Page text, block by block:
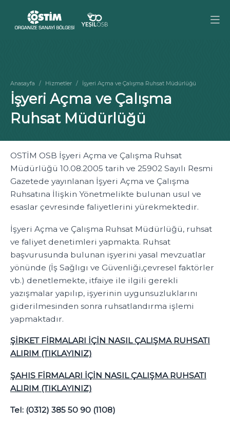
Anasayfa Hizmetler İşyeri Açma ve Çalışma Ruhsat Müdürlüğü
İşyeri Açma ve Çalışma
Ruhsat Müdürlüğü
OSTİM OSB İşyeri Açma ve Çalışma Ruhsat
Müdürlüğü 10.08.2005 tarih ve 25902 Sayılı Resmi
Gazetede yayınlanan İşyeri Açma ve Çalışma
Ruhsatına İlişkin Yönetmelikte bulunan usul ve
esaslar çevresinde faliyetlerini yürekmektedir.
İşyeri Açma ve Çalışma Ruhsat Müdürlüğü, ruhsat
ve faliyet denetimleri yapmakta. Ruhsat
başvurusunda bulunan işyerini yasal mevzuatlar
yönünde (İş Sağlıgı ve Güvenliği,çevresel faktörler
vb.) denetlemekte, itfaiye ile ilgili gerekli
yazışmalar yapılıp, işyerinin uygunsuzluklarını
giderilmesinden sonra ruhsatlandırma işlemi
yapmaktadır.
ŞİRKET FİRMALARI İÇİN NASIL ÇALIŞMA RUHSATI
ALIRIM (TIKLAYINIZ)
ŞAHIS FİRMALARI İÇİN NASIL ÇALIŞMA RUHSATI
ALIRIM (TIKLAYINIZ)
Tel: (0312) 385 50 90 (1108)